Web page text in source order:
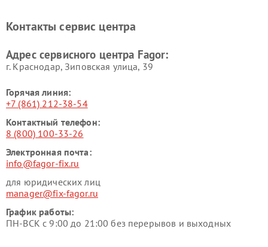
Контакты сервис центра
Адрес сервисного центра Fagor:
г. Краснодар, Зиповская улица, 39
Горячая линия:
+7 (861) 212-38-54
Контактный телефон:
8 (800) 100-33-26
Электронная почта:
info@fagor-fix.ru
для юридических лиц
manager@fix-fagor.ru
График работы:
ПН-ВСК с 9:00 до 21:00 без перерывов и выходных